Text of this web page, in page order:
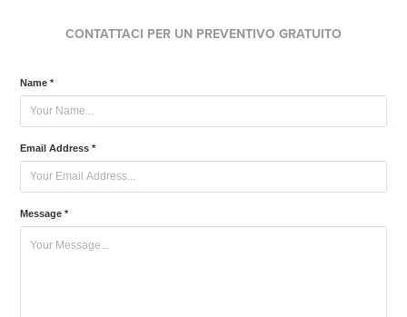
CONTATTACI PER UN PREVENTIVO GRATUITO
Name *
Email Address *
Message *